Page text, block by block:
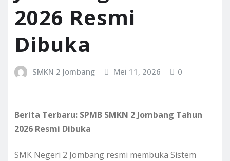
2026 Resmi
Dibuka
SMKN 2 Jombang Mei 11, 2026 0
Berita Terbaru: SPMB SMKN 2 Jombang Tahun
2026 Resmi Dibuka
SMK Negeri 2 Jombang resmi membuka Sistem